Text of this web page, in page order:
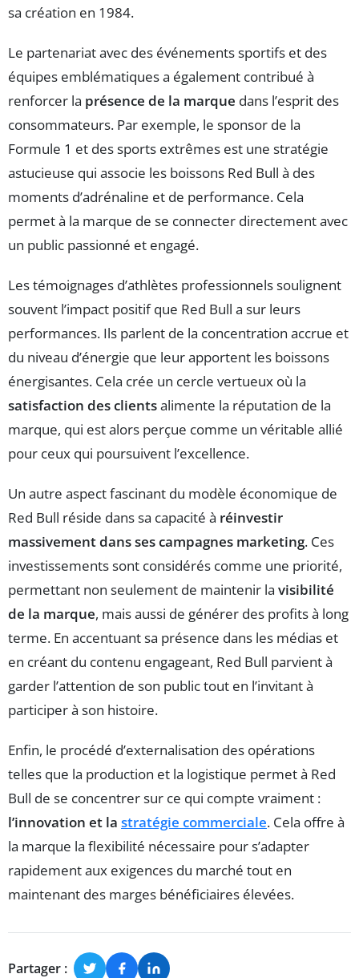
sa création en 1984.
Le partenariat avec des événements sportifs et des
équipes emblématiques a également contribué à
renforcer la présence de la marque dans l’esprit des
consommateurs. Par exemple, le sponsor de la
Formule 1 et des sports extrêmes est une stratégie
astucieuse qui associe les boissons Red Bull à des
moments d’adrénaline et de performance. Cela
permet à la marque de se connecter directement avec
un public passionné et engagé.
Les témoignages d’athlètes professionnels soulignent
souvent l’impact positif que Red Bull a sur leurs
performances. Ils parlent de la concentration accrue et
du niveau d’énergie que leur apportent les boissons
énergisantes. Cela crée un cercle vertueux où la
satisfaction des clientsalimente la réputation de la
marque, qui est alors perçue comme un véritable allié
pour ceux qui poursuivent l’excellence.
Un autre aspect fascinant du modèle économique de
Red Bull réside dans sa capacité à réinvestir
massivement dans ses campagnes marketing. Ces
investissements sont considérés comme une priorité,
permettant non seulement de maintenir la visibilité
de la marque, mais aussi de générer des profits à long
terme. En accentuant sa présence dans les médias et
en créant du contenu engageant, Red Bull parvient à
garder l’attention de son public tout en l’invitant à
participer à son histoire.
Enfin, le procédé d’externalisation des opérations
telles que la production et la logistique permet à Red
Bull de se concentrer sur ce qui compte vraiment :
l’innovation et la stratégie commerciale. Cela offre à
la marque la flexibilité nécessaire pour s’adapter
rapidement aux exigences du marché tout en
maintenant des marges bénéficiaires élevées.
Partager :